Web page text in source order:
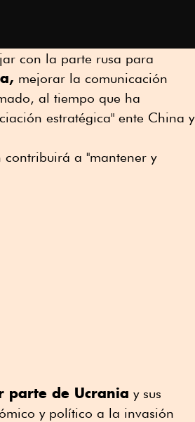
con la parte rusa para
mejorar la comunicación
al tiempo que ha
estratégica" ente China y
contribuirá a "mantener y
parte de Ucrania y sus
y político a la invasión